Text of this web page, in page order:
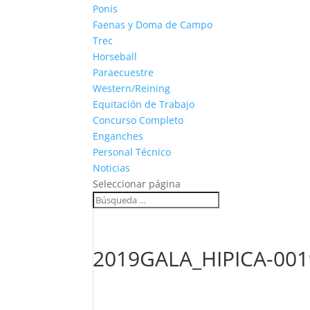
Ponis
Faenas y Doma de Campo
Trec
Horseball
Paraecuestre
Western/Reining
Equitación de Trabajo
Concurso Completo
Enganches
Personal Técnico
Noticias
Seleccionar página
2019GALA_HIPICA-